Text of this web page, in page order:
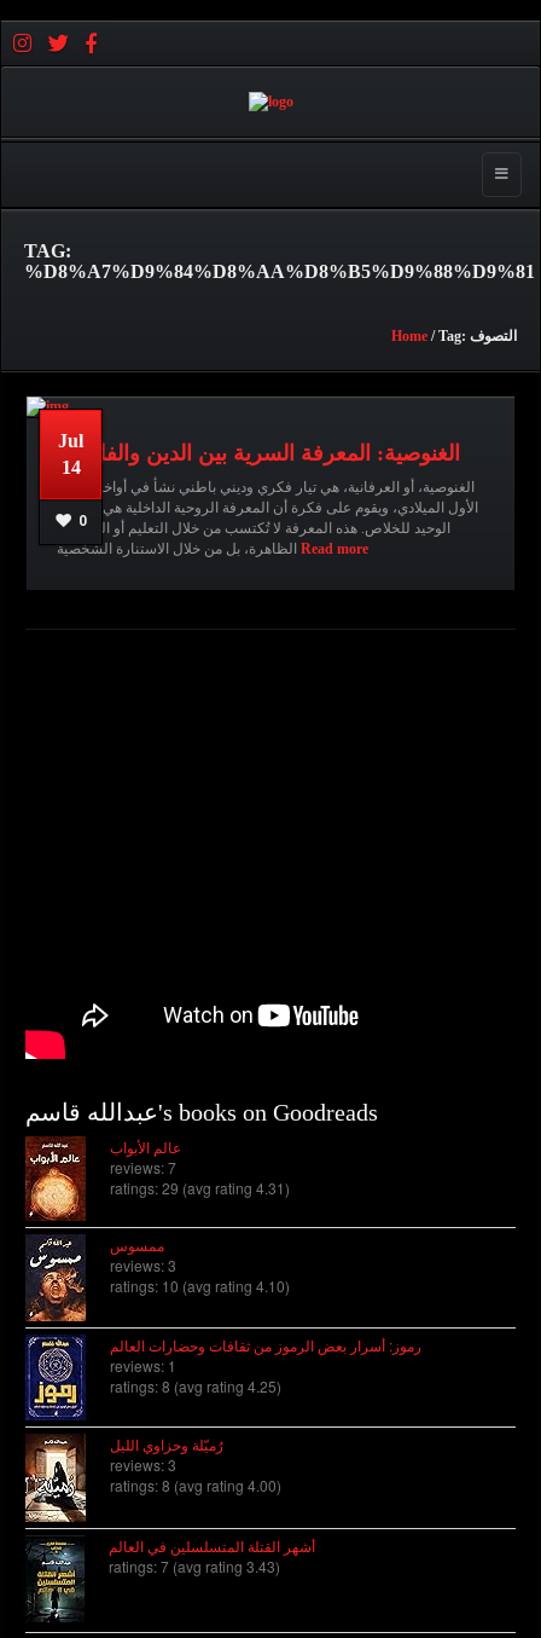
Toggle
TAG:
%D8%A7%D9%84%D8%AA%D8%B5%D9%88%D9%81
Home / Tag: التصوف
Jul
14
0
الغنوصية: المعرفة السرية بين الدين والفلسفة
الغنوصية، أو العرفانية، هي تيار فكري وديني باطني نشأ في أواخر القرن
الأول الميلادي، ويقوم على فكرة أن المعرفة الروحية الداخلية هي السبيل
الوحيد للخلاص. هذه المعرفة لا تُكتسب من خلال التعليم أو الطقوس
Read more
عبدالله قاسم No comments
الغنوصية,
غنوسيس,التصوف, Gnostic,
عبدالله قاسم's books on Goodreads
عالم الأبواب
reviews: 7
ratings: 29 (avg rating 4.31)
ممسوس
reviews: 3
ratings: 10 (avg rating 4.10)
رموز: أسرار بعض الرموز من ثقافات وحضارات العالم
reviews: 1
ratings: 8 (avg rating 4.25)
رُميّلة وحزاوي الليل
reviews: 3
ratings: 8 (avg rating 4.00)
أشهر القتلة المتسلسلين في العالم
ratings: 7 (avg rating 3.43)